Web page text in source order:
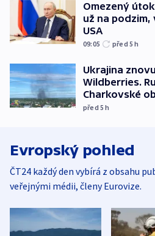
Omezený
už na
USA
09:05 před 5h
Ukrajina
Wildberries.
Charkovské
před 5h
Evropský pohled
ČT24 každý den vybírá z obsahu
veřejnými médii, členy Eurovize.